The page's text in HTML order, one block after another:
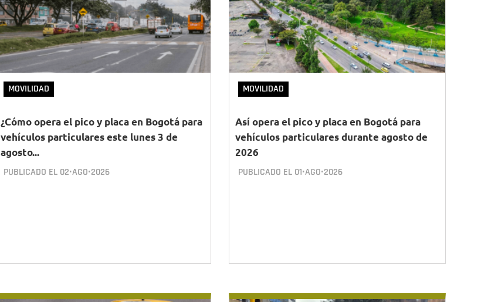
MOVILIDAD
¿Cómo opera el pico y placa en Bogotá para
vehículos particulares este lunes 3 de
agosto...
PUBLICADO EL 02•AGO•2026
MOVILIDAD
Así opera el pico y placa en Bogotá para
vehículos particulares durante agosto de
2026
PUBLICADO EL 01•AGO•2026